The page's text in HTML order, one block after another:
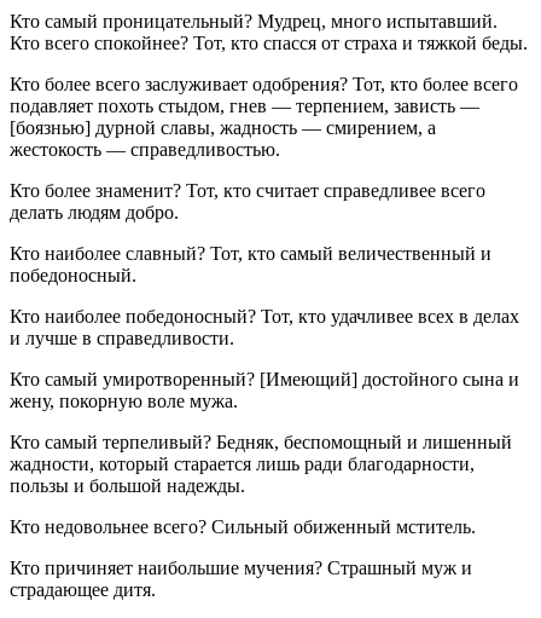
Кто самый проницательный? Мудрец, много испытавший.
Кто всего спокойнее? Тот, кто спасся от страха и тяжкой беды.
Кто более всего заслуживает одобрения? Тот, кто более всего
подавляет похоть стыдом, гнев — терпением, зависть —
[боязнью] дурной славы, жадность — смирением, а
жестокость — справедливостью.
Кто более знаменит? Тот, кто считает справедливее всего
делать людям добро.
Кто наиболее славный? Тот, кто самый величественный и
победоносный.
Кто наиболее победоносный? Тот, кто удачливее всех в делах
и лучше в справедливости.
Кто самый умиротворенный? [Имеющий] достойного сына и
жену, покорную воле мужа.
Кто самый терпеливый? Бедняк, беспомощный и лишенный
жадности, который старается лишь ради благодарности,
пользы и большой надежды.
Кто недовольнее всего? Сильный обиженный мститель.
Кто причиняет наибольшие мучения? Страшный муж и
страдающее дитя.